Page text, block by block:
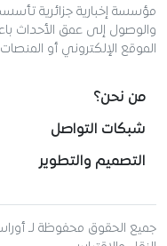
والوصول إلى عمق الأحداث
الموقع الإلكتروني أو المنصات
من نحن؟
شبكات التواصل
التصميم والتطوير
جميع الحقوق محفوظة لـ